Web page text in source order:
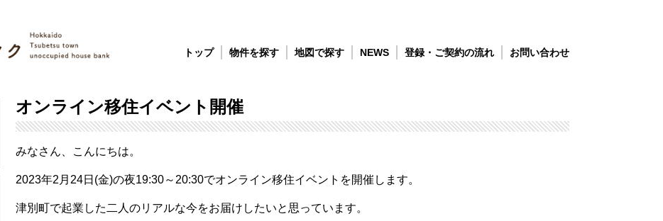
トップ 物件を探す 地図で探す NEWS 登録・ご契約の流れ お問い合わせ
オンライン移住イベント開催
みなさん、こんにちは。
2023年2月24日(金)の夜19:30～20:30でオンライン移住イベントを開催します。
津別町で起業した二人のリアルな今をお届けしたいと思っています。